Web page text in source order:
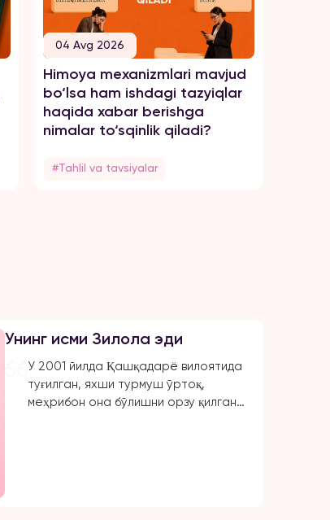
04 Avg 2026
Himoya mexanizmlari mavjud
bo‘lsa ham ishdagi tazyiqlar
haqida xabar berishga
nimalar to‘sqinlik qiladi?
#Tahlil va tavsiyalar
Унинг исми Зилола эди
У 2001 йилда Қашқадарё вилоятида
туғилган, яхши турмуш ўртоқ,
меҳрибон она бўлишни орзу қилган.